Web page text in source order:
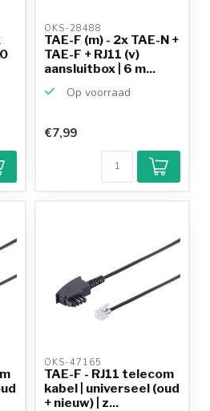
OKS-28488
TAE-F (m) - 2x TAE-N +
TAE-F + RJ11 (v)
aansluitbox | 6 m...
Op voorraad
€7,99
OKS-47165
TAE-F - RJ11 telecom
kabel | universeel (oud
+ nieuw) | z...